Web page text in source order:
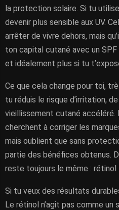
la protection solaire. Si tu
devenir plus sensible aux UV.
arrêter de vivre dehors, mais
ton capital cutané avec un SPF
et idéalement plus si tu
Ce que cela change pour toi,
tu réduis le risque d’irritation,
vieillissement cutané accéléré.
cherchent à corriger les
mais oublient que sans
partie des bénéfices obtenus.
reste toujours le même : rétinol
Si tu veux des résultats
Le rétinol n’agit pas comme un